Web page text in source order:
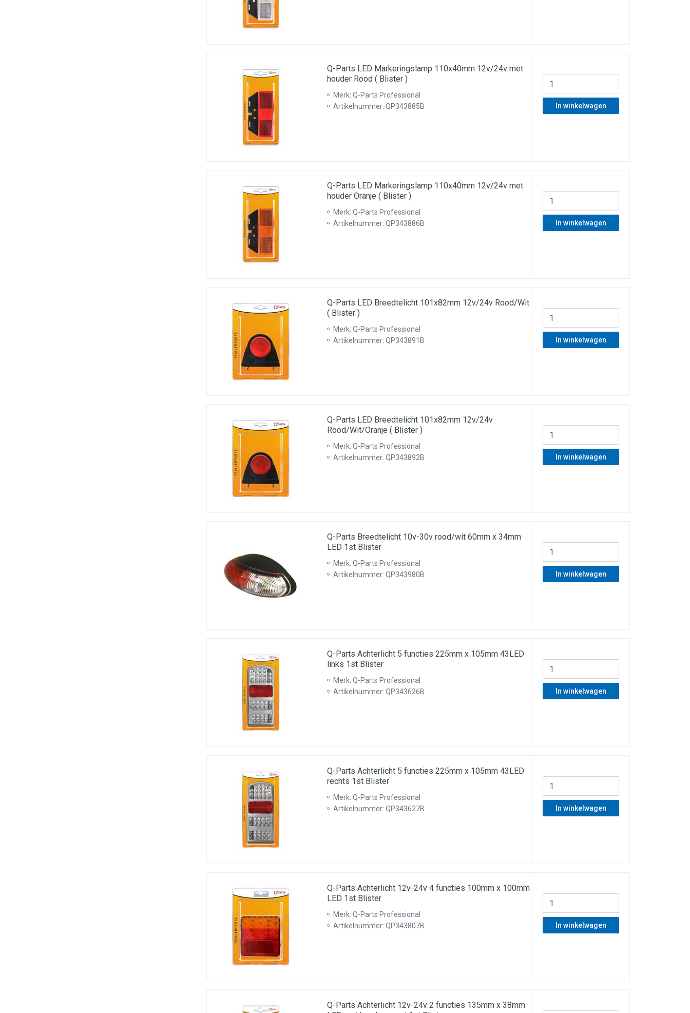
Q-Parts LED Markeringslamp 110x40mm 12v/24v met
houder Rood ( Blister )
Merk: Q-Parts Professional
Artikelnummer: QP343885B
In winkelwagen
Q-Parts LED Markeringslamp 110x40mm 12v/24v met
houder Oranje ( Blister )
Merk: Q-Parts Professional
Artikelnummer: QP343886B
In winkelwagen
Q-Parts LED Breedtelicht 101x82mm 12v/24v Rood/Wit
( Blister )
Merk: Q-Parts Professional
Artikelnummer: QP343891B
In winkelwagen
Q-Parts LED Breedtelicht 101x82mm 12v/24v
Rood/Wit/Oranje ( Blister )
Merk: Q-Parts Professional
Artikelnummer: QP343892B
In winkelwagen
Q-Parts Breedtelicht 10v-30v rood/wit 60mm x 34mm
LED 1st Blister
Merk: Q-Parts Professional
Artikelnummer: QP343980B
In winkelwagen
Q-Parts Achterlicht 5 functies 225mm x 105mm 43LED
links 1st Blister
Merk: Q-Parts Professional
Artikelnummer: QP343626B
In winkelwagen
Q-Parts Achterlicht 5 functies 225mm x 105mm 43LED
rechts 1st Blister
Merk: Q-Parts Professional
Artikelnummer: QP343627B
In winkelwagen
Q-Parts Achterlicht 12v-24v 4 functies 100mm x 100mm
LED 1st Blister
Merk: Q-Parts Professional
Artikelnummer: QP343807B
In winkelwagen
Q-Parts Achterlicht 12v-24v 2 functies 135mm x 38mm